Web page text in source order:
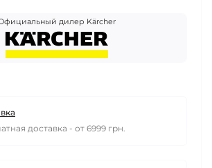
дилер Kärcher
доставка - от 6999 грн.